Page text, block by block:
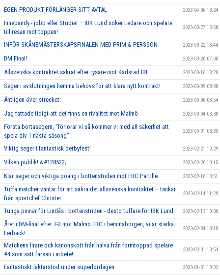
EGEN PRODUKT FÖRLÄNGER SITT AVTAL 2023-04-06 13:24
Innebandy - jobb eller Studier – IBK Lund söker Ledare och spelare
till resan mot toppen!
2023-03-27 13:58
INFÖR SKÅNEMÄSTERSKAPSFINALEN MED PRIM & PERSSON 2023-03-22 13:44
DM Final! 2023-03-20 07:00
Allsvenska kontraktet säkrat efter rysare mot Karlstad IBF. 2023-03-16 10:20
Seger i avslutningen hemma behövs för att klara nytt kontrakt! 2023-03-09 08:08
Äntligen över strecket! 2023-03-06 08:54
Jag fattade tidigt att det finns en rivalitet mot Malmö 2023-03-04 08:38
Första bortasegern, ’’förlorar vi så kommer vi med all säkerhet att
spela div 1 nästa säsong’’.
2023-03-01 08:35
Viktig seger i fantastisk derbyfest! 2023-02-21 10:29
Vilken publik! &#128522; 2023-02-20 10:15
Klar seger och viktiga poäng i bottenstriden mot FBC Partille. 2023-02-16 10:51
Tuffa matcher väntar för att säkra det allsvenska kontraktet – tankar
från sportchef Christer.
2023-02-14 11:29
Tunga pinnar för Lindås i bottenstriden - desto tuffare för IBK Lund 2023-02-13 10:00
Åter i DM-final efter 7-3 mot Malmö FBC i hemmaborgen, vi är starka i
Lerbäck!
2023-02-04 10:10
Matchens lirare och kanonskott från halva från formtoppad spelare
#4 som satt farsan i arbete!
2023-02-01 10:54
Fantastiskt läktarstöd under superlördagen. 2023-01-31 13:32